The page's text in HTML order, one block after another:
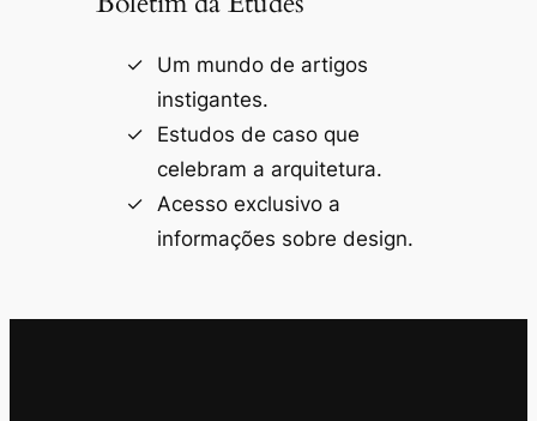
Um mundo de artigos
instigantes.
Estudos de caso que
celebram a arquitetura.
Acesso exclusivo a
informações sobre design.